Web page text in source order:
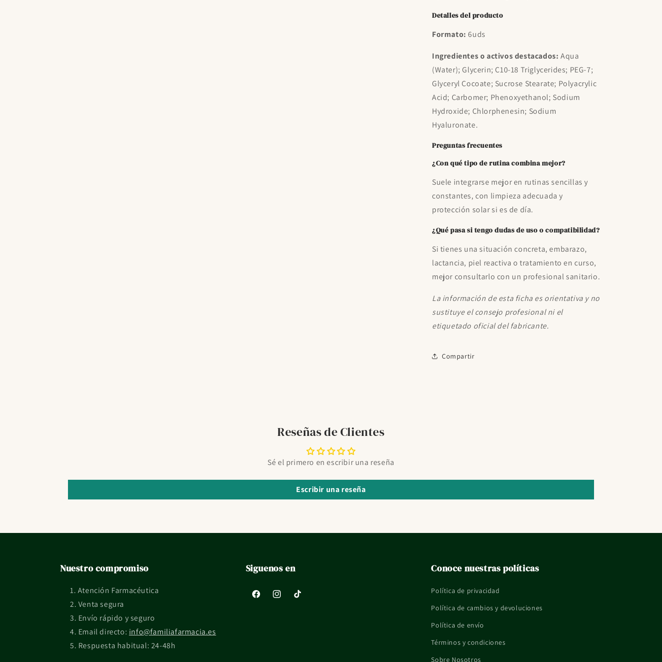
Detalles del producto
Formato: 6uds
Ingredientes o activos destacados: Aqua
(Water); Glycerin; C10-18 Triglycerides; PEG-7;
Glyceryl Cocoate; Sucrose Stearate; Polyacrylic
Acid; Carbomer; Phenoxyethanol; Sodium
Hydroxide; Chlorphenesin; Sodium
Hyaluronate.
Preguntas frecuentes
¿Con qué tipo de rutina combina mejor?
Suele integrarse mejor en rutinas sencillas y
constantes, con limpieza adecuada y
protección solar si es de día.
¿Qué pasa si tengo dudas de uso o compatibilidad?
Si tienes una situación concreta, embarazo,
lactancia, piel reactiva o tratamiento en curso,
mejor consultarlo con un profesional sanitario.
La información de esta ficha es orientativa y no
sustituye el consejo profesional ni el
etiquetado oficial del fabricante.
Compartir
Reseñas de Clientes
Sé el primero en escribir una reseña
Escribir una reseña
Nuestro compromiso
Atención Farmacéutica
Venta segura
Envío rápido y seguro
Email directo: info@familiafarmacia.es
Respuesta habitual: 24-48h
Siguenos en
FacebookInstagramTikTok
Conoce nuestras políticas
Política de privacidad
Política de cambios y devoluciones
Política de envío
Términos y condiciones
Sobre Nosotros